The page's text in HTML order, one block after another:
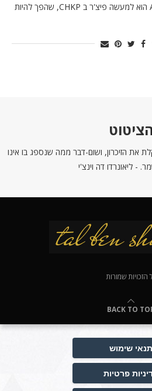
Application & URL Filtering הוא למעשה פיצ'ר ב CHKP, שהפך להיות
הציטוט
את הזיכרון, ושום-דבר ממה שנספג בו אינו
- ליאונרדו דה וינצ'י
הזכויות שמורות
BACK TO
תנאי שימוש
פרטיות